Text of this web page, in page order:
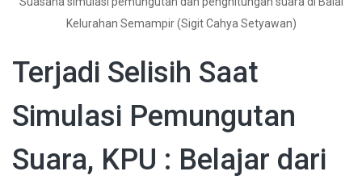
Kelurahan Semampir (Sigit Cahya Setyawan)
Terjadi Selisih Saat
Simulasi Pemungutan
Suara, KPU : Belajar dari